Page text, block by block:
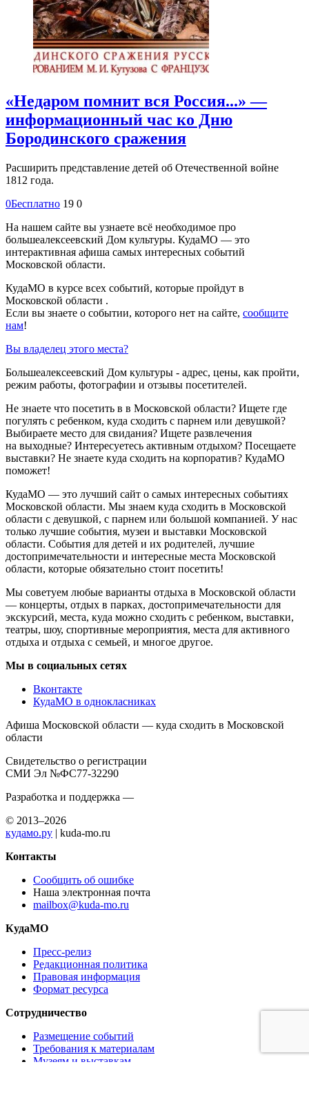
«Недаром помнит вся Россия...» —
информационный час ко Дню
Бородинского сражения
Расширить представление детей об Отечественной войне
1812 года.
0Бесплатно 19 0
На нашем сайте вы узнаете всё необходимое про
большеалексеевский Дом культуры. КудаМО — это
интерактивная афиша самых интересных событий
Московской области.
КудаМО в курсе всех событий, которые пройдут в
Московской области .
Если вы знаете о событии, которого нет на сайте, сообщите
нам!
Вы владелец этого места?
Большеалексеевский Дом культуры - адрес, цены, как пройти,
режим работы, фотографии и отзывы посетителей.
Не знаете что посетить в в Московской области? Ищете где
погулять с ребенком, куда сходить с парнем или девушкой?
Выбираете место для свидания? Ищете развлечения
на выходные? Интересуетесь активным отдыхом? Посещаете
выставки? Не знаете куда сходить на корпоратив? КудаМО
поможет!
КудаМО — это лучший сайт о самых интересных событиях
Московской области. Мы знаем куда сходить в Московской
области с девушкой, с парнем или большой компанией. У нас
только лучшие события, музеи и выставки Московской
области. События для детей и их родителей, лучшие
достопримечательности и интересные места Московской
области, которые обязательно стоит посетить!
Мы советуем любые варианты отдыха в Московской области
— концерты, отдых в парках, достопримечательности для
экскурсий, места, куда можно сходить с ребенком, выставки,
театры, шоу, спортивные мероприятия, места для активного
отдыха и отдыха с семьей, и многое другое.
Мы в социальных сетях
Вконтакте
КудаМО в однокласниках
Афиша Московской области — куда сходить в Московской
области
Свидетельство о регистрации
СМИ Эл №ФС77-32290
Разработка и поддержка —
© 2013–2026
кудамо.ру | kuda-mo.ru
Контакты
Сообщить об ошибке
Наша электронная почта
mailbox@kuda-mo.ru
КудаМО
Пресс-релиз
Редакционная политика
Правовая информация
Формат ресурса
Сотрудничество
Размещение событий
Требования к материалам
Музеям и выставкам